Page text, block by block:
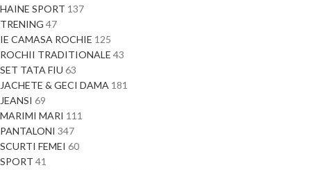
HAINE SPORT 137
TRENING 47
IE CAMASA ROCHIE 125
ROCHII TRADITIONALE 43
SET TATA FIU 63
JACHETE & GECI DAMA 181
JEANSI 69
MARIMI MARI 111
PANTALONI 347
SCURTI FEMEI 60
SPORT 41